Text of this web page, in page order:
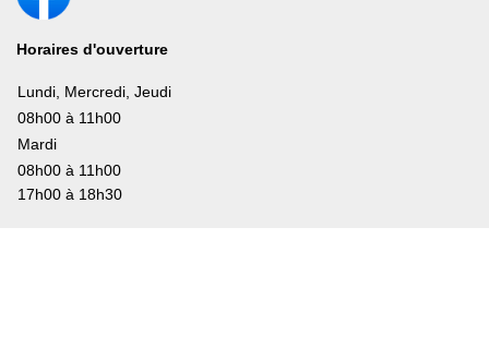
Horaires d'ouverture
Lundi, Mercredi, Jeudi
08h00 à 11h00
Mardi
08h00 à 11h00
17h00 à 18h30